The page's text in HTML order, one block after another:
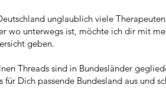
unglaublich viele
wo unterwegs ist, möchte ich dir mit
geben.
Threads sind in Bundesländer
für Dich passende Bundesland aus und